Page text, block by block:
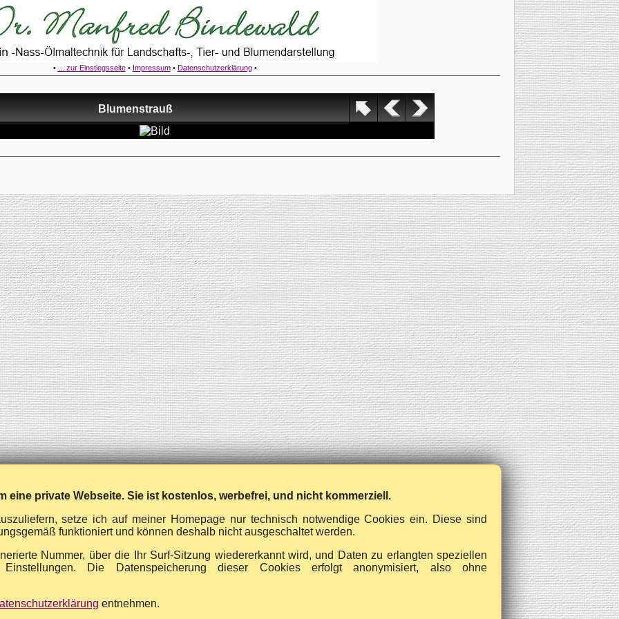
• ... zur Einstiegsseite• Impressum• Datenschutzerklärung•
Blumenstrauß
eine private Webseite. Sie ist kostenlos, werbefrei, und nicht kommerziell.
setze ich auf meiner Homepage nur technisch notwendige Cookies ein. Diese sind
funktioniert und können deshalb nicht ausgeschaltet werden.
Nummer, über die Ihr Surf-Sitzung wiedererkannt wird, und Daten zu erlangten speziellen
Einstellungen. Die Datenspeicherung dieser Cookies erfolgt anonymisiert, also ohne
entnehmen.